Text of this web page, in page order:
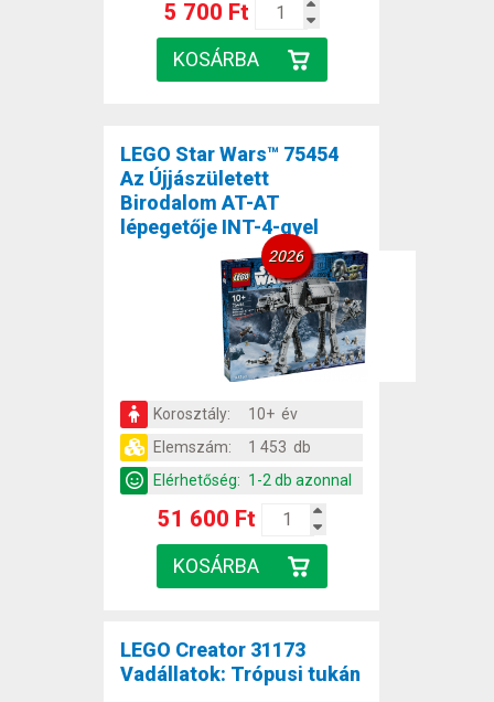
5 700 Ft
LEGO Star Wars™ 75454
Az Újjászületett
Birodalom AT-AT
lépegetője INT-4-gyel
2026
Korosztály:
10+ év
Elemszám:
1 453 db
Elérhetőség: 1-2 db azonnal
51 600 Ft
LEGO Creator 31173
Vadállatok: Trópusi tukán